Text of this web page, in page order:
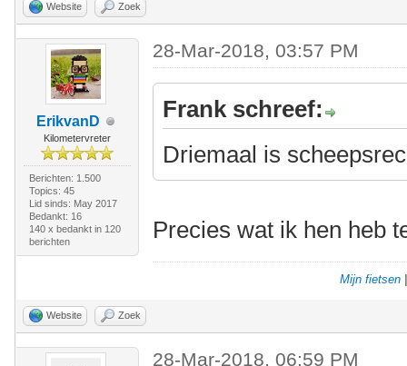
Website Zoek
ErikvanD
Kilometervreter
Berichten: 1.500
Topics: 45
Lid sinds: May 2017
Bedankt: 16
140 x bedankt in 120
berichten
28-Mar-2018, 03:57 PM
Frank schreef:
Driemaal is
Precies wat ik hen heb
Mijn fietsen
Website Zoek
28-Mar-2018, 06:59 PM